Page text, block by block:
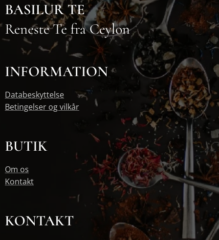
BASILUR TE
Reneste Te fra Ceylon
INFORMATION
Databeskyttelse
Betingelser og vilkår
BUTIK
Om os
Kontakt
KONTAKT